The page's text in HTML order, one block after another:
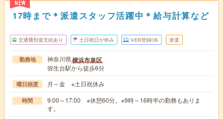
NEW
17時まで＊派遣スタッフ活躍中＊給与計算など
交通費別途支給あり 土日祝日が休み WEB登録OK 派遣
勤務地 神奈川県横浜市泉区
弥生台駅から徒歩6分
曜日頻度 月～金 ※土日祝休み
時間
9:00～17:00 ※休憩60分。※9時～16時半の勤務もありま
す。